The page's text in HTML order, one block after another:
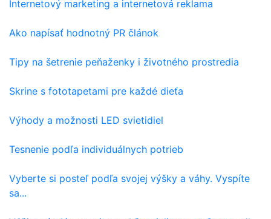
Internetový marketing a internetová reklama
Ako napísať hodnotný PR článok
Tipy na šetrenie peňaženky i životného prostredia
Skrine s fototapetami pre každé dieťa
Výhody a možnosti LED svietidiel
Tesnenie podľa individuálnych potrieb
Vyberte si posteľ podľa svojej výšky a váhy. Vyspíte
sa...